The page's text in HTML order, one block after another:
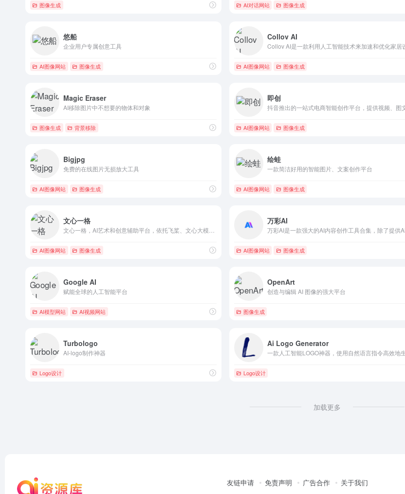
图像生成 AI对话网站 图像生成
悠船
企业用户专属创意工具
AI图像网站 图像生成
Collov AI
AI图像网站 图像生成
Magic Eraser
AI移除图片中不想要的物体和对象
图像生成 背景移除
即创
AI图像网站 图像生成
Bigjpg
免费的在线图片无损放大工具
AI图像网站 图像生成
绘蛙
一款简洁好用的智能图片、文案创作平台
AI图像网站 图像生成
文心一格
AI图像网站 图像生成
万彩AI
AI图像网站 图像生成
Google AI
赋能全球的人工智能平台
AI模型网站 AI视频网站
OpenArt
创造与编辑 AI 图像的强大平台
图像生成
Turbologo
AI-logo制作神器
Logo设计
Ai Logo Generator
Logo设计
加载更多
友链申请 免责声明 广告合作 关于我们